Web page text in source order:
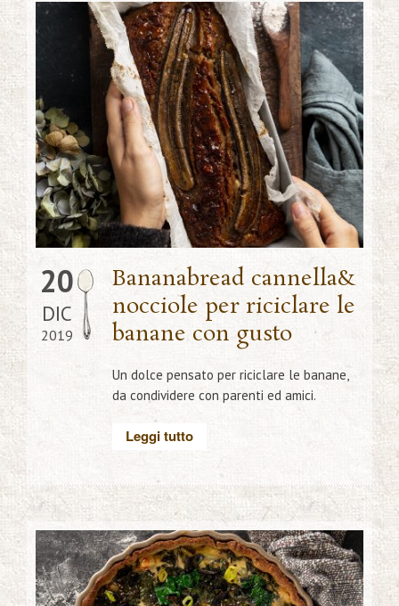
20
DIC
2019
Bananabread cannella&
nocciole per riciclare le
banane con gusto
Un dolce pensato per riciclare le banane,
da condividere con parenti ed amici.
Leggi tutto